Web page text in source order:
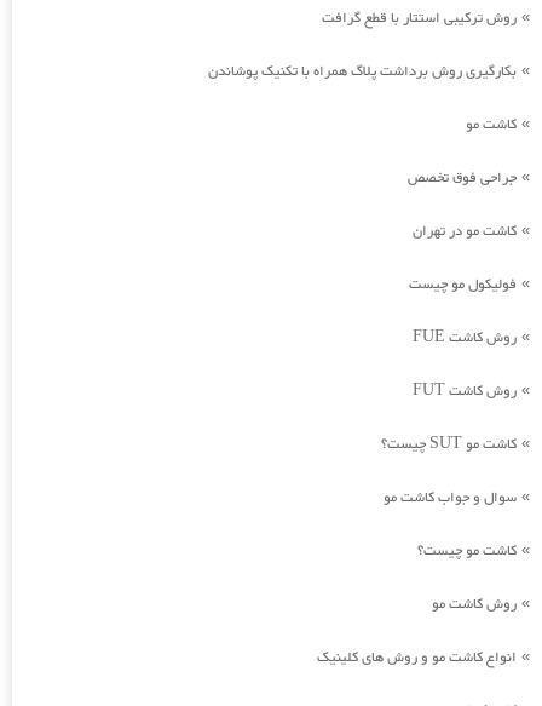
» روش ترکیبی استتار با قطع گرافت
» بکارگیری روش برداشت پلاگ همراه با تکنیک پوشاندن
» کاشت مو
» جراحی فوق تخصص
» کاشت مو در تهران
» فولیکول مو چیست
» روش کاشت FUE
» روش کاشت FUT
» کاشت مو SUT چیست؟
» سوال و جواب کاشت مو
» کاشت مو چیست؟
» روش کاشت مو
» انواع کاشت مو و روش های کلینیک